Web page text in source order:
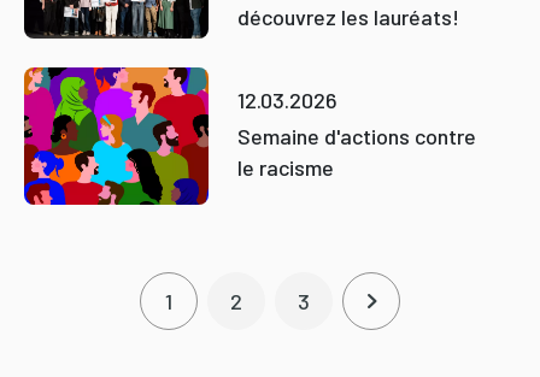
découvrez les lauréats!
12.03.2026
Semaine d'actions contre
le racisme
Pagination
Page courante
1 Page
2 Page
3 Page suivante